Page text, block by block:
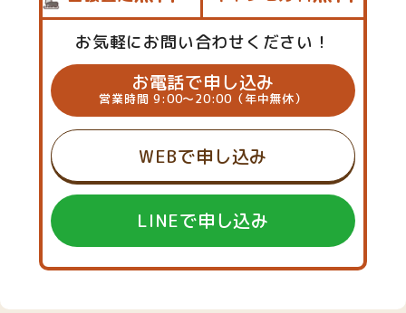
お気軽にお問い合わせください！
お電話で申し込み
営業時間 9:00～20:00（年中無休）
WEBで申し込み
LINEで申し込み